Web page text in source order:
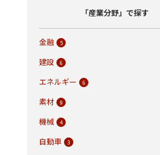
「産業分野」で探す
金融 5
建設 6
エネルギー 6
素材 9
機械 4
自動車 3